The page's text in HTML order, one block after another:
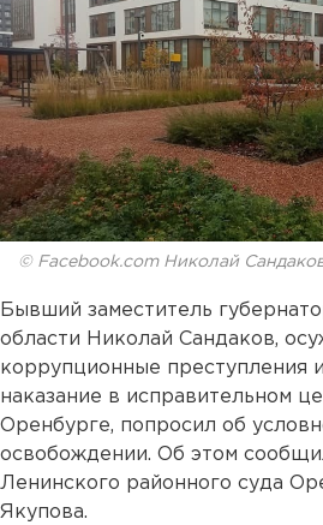
© Facebook.com Николай
Бывший заместитель
области Николай Сандаков,
коррупционные преступления
наказание в исправительном
Оренбурге, попросил об
освобождении. Об этом
Ленинского районного суда
Якупова.